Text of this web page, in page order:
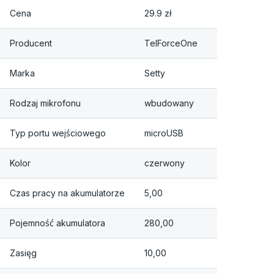
Cena 29.9 zł
Producent TelForceOne
Marka Setty
Rodzaj mikrofonu wbudowany
Typ portu wejściowego microUSB
Kolor czerwony
Czas pracy na akumulatorze 5,00
Pojemność akumulatora 280,00
Zasięg 10,00